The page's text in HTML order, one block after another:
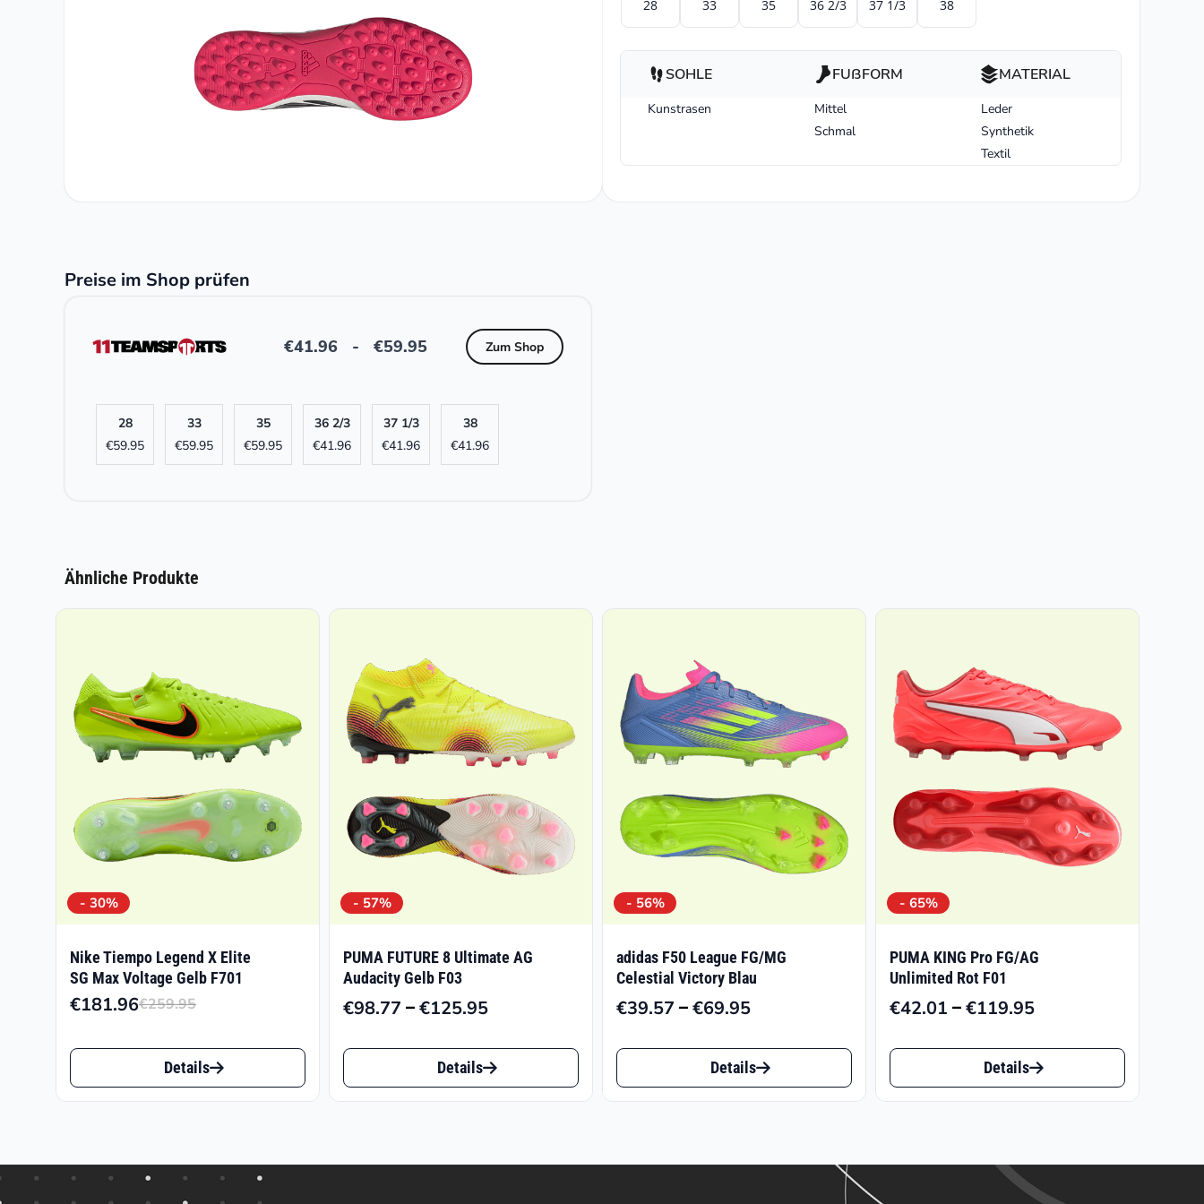
28 33 35 36 2/3 37 1/3 38
SOHLE
Kunstrasen
FUßFORM
Mittel
Schmal
MATERIAL
Leder
Synthetik
Textil
Preise im Shop prüfen
€41.96 - €59.95 Zum Shop
28
€59.95
33
€59.95
35
€59.95
36 2/3
€41.96
37 1/3
€41.96
38
€41.96
Ähnliche Produkte
- 30%
Nike Tiempo Legend X Elite
SG Max Voltage Gelb F701
€259.95
war:
€259.95
€181.96
ist:
€181.96.
Dieses
Produkt
Varianten
Details
- 57%
PUMA FUTURE 8 Ultimate AG
Audacity Gelb F03
€98.77 –€125.95Preisspanne:
bis
€125.95
Dieses
Produkt
Details
- 56%
adidas F50 League FG/MG
Celestial Victory Blau
€39.57 –€69.95Preisspanne:
bis
€69.95
Dieses
Produkt
Details
- 65%
PUMA KING Pro FG/AG
Unlimited Rot F01
€42.01 –€119.95Preisspanne:
bis
€119.95
Dieses
Produkt
Details